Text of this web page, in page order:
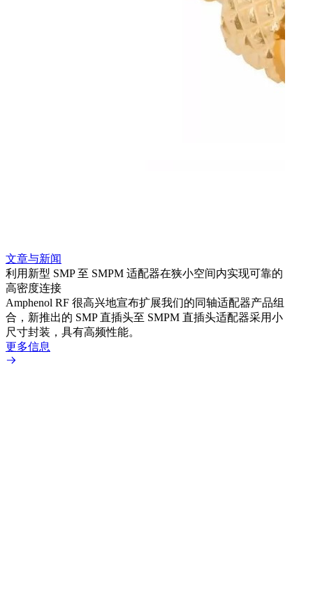
文章与新闻
利用新型 SMP 至 SMPM 适配器在狭小空间内实现可靠的
高密度连接
Amphenol RF 很高兴地宣布扩展我们的同轴适配器产品组
合，新推出的 SMP 直插头至 SMPM 直插头适配器采用小
尺寸封装，具有高频性能。
更多信息